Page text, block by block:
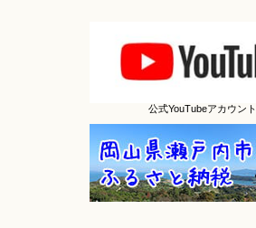
公式YouTubeアカウント